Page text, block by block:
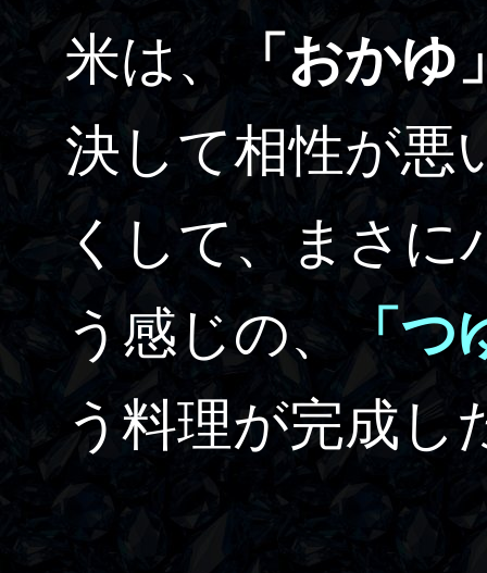
米は、
「おかゆ
決して相性が悪
くして、まさに
う感じの、
「
う料理が完成し